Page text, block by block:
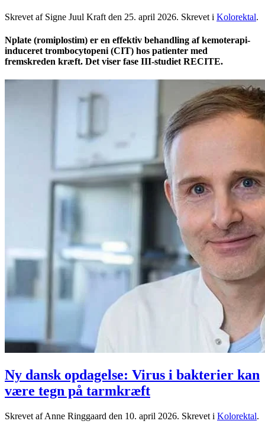
Skrevet af Signe Juul Kraft den 25. april 2026. Skrevet i Kolorektal.
Nplate (romiplostim) er en effektiv behandling af kemoterapi-
induceret trombocytopeni (CIT) hos patienter med
fremskreden kræft. Det viser fase III-studiet RECITE.
Ny dansk opdagelse: Virus i bakterier kan
være tegn på tarmkræft
Skrevet af Anne Ringgaard den 10. april 2026. Skrevet i Kolorektal.